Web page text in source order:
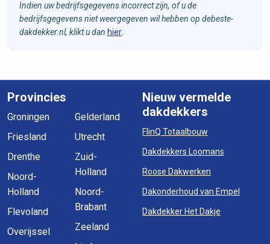
Indien uw bedrijfsgegevens incorrect zijn, of u de
bedrijfsgegevens niet weergegeven wil hebben op debeste-
dakdekker.nl, klikt u dan hier
Provincies
Groningen
Friesland
Drenthe
Noord-
Holland
Flevoland
Overijssel
Gelderland
Utrecht
Zuid-
Holland
Noord-
Brabant
Zeeland
Nieuw vermelde
dakdekkers
FlinQ Totaalbouw
Dakdekkers Loomans
Roose Dakwerken
Dakonderhoud van Empel
Dakdekker Het Dakje